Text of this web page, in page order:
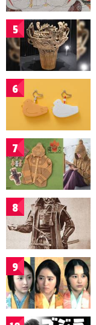
5
6
7
8
9